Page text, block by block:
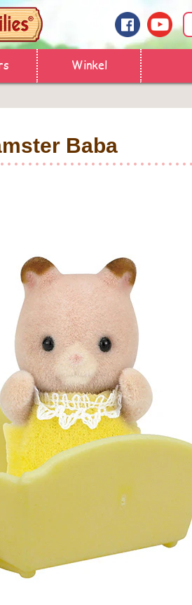
Winkel
Baba